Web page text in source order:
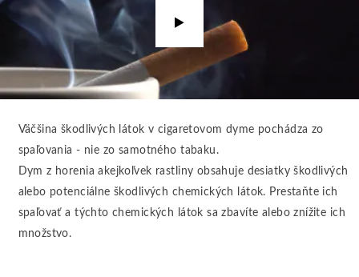
video
Väčšina škodlivých látok v cigaretovom dyme pochádza zo
spaľovania - nie zo samotného tabaku.
Dym z horenia akejkoľvek rastliny obsahuje desiatky škodlivých
alebo potenciálne škodlivých chemických látok. Prestaňte ich
spaľovať a týchto chemických látok sa zbavíte alebo znížite ich
množstvo.